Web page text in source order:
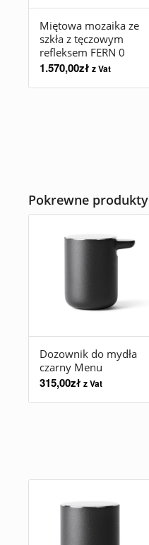
Miętowa mozaika ze
szkła z tęczowym
refleksem FERN 0
1.570,00zł z Vat
Pokrewne produkty
Dozownik do mydła
czarny Menu
315,00zł z Vat